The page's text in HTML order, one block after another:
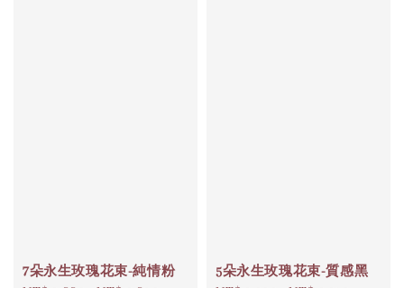
7朵永生玫瑰花束-純情粉
5朵永生玫瑰花束-質感黑